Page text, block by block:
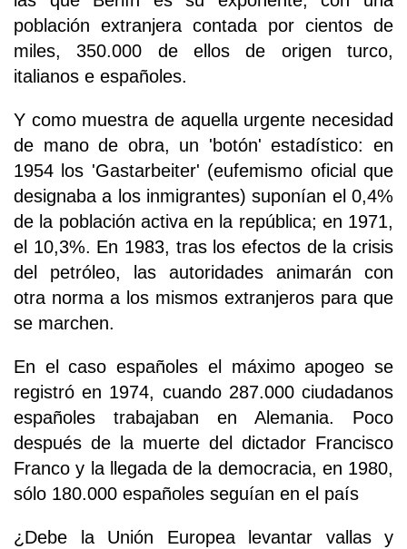
población extranjera contada por cientos de
miles, 350.000 de ellos de origen turco,
italianos e españoles.
Y como muestra de aquella urgente necesidad
de mano de obra, un 'botón' estadístico: en
1954 los 'Gastarbeiter' (eufemismo oficial que
designaba a los inmigrantes) suponían el 0,4%
de la población activa en la república; en 1971,
el 10,3%. En 1983, tras los efectos de la crisis
del petróleo, las autoridades animarán con
otra norma a los mismos extranjeros para que
se marchen.
En el caso españoles el máximo apogeo se
registró en 1974, cuando 287.000 ciudadanos
españoles trabajaban en Alemania. Poco
después de la muerte del dictador Francisco
Franco y la llegada de la democracia, en 1980,
sólo 180.000 españoles seguían en el país
¿Debe la Unión Europea levantar vallas y